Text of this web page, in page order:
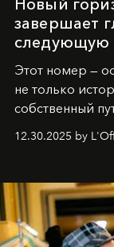
Новый
завершает
следующую
Этот номер —
не только
собственный
Вместо
души говорим
самыми
команда
12.30.2025 by